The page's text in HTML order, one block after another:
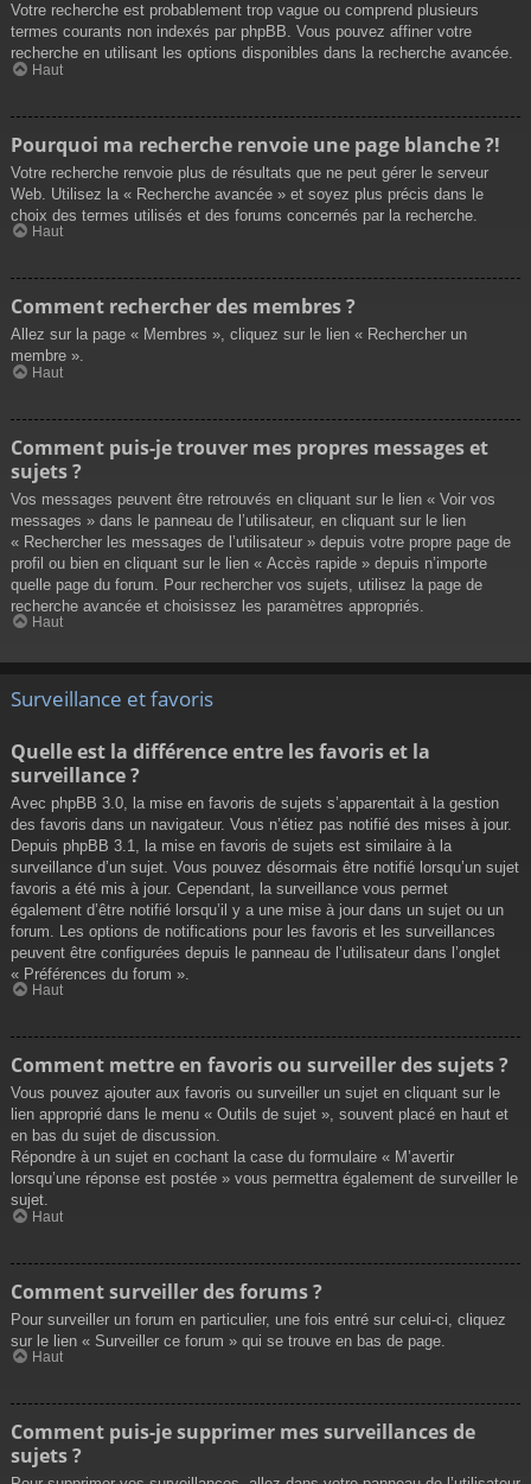
Votre recherche est probablement trop vague ou comprend plusieurs
termes courants non indexés par phpBB. Vous pouvez affiner votre
recherche en utilisant les options disponibles dans la recherche avancée.
Haut
Pourquoi ma recherche renvoie une page blanche ?!
Votre recherche renvoie plus de résultats que ne peut gérer le serveur
Web. Utilisez la « Recherche avancée » et soyez plus précis dans le
choix des termes utilisés et des forums concernés par la recherche.
Haut
Comment rechercher des membres ?
Allez sur la page « Membres », cliquez sur le lien « Rechercher un
membre ».
Haut
Comment puis-je trouver mes propres messages et
sujets ?
Vos messages peuvent être retrouvés en cliquant sur le lien « Voir vos
messages » dans le panneau de l’utilisateur, en cliquant sur le lien
« Rechercher les messages de l’utilisateur » depuis votre propre page de
profil ou bien en cliquant sur le lien « Accès rapide » depuis n’importe
quelle page du forum. Pour rechercher vos sujets, utilisez la page de
recherche avancée et choisissez les paramètres appropriés.
Haut
Surveillance et favoris
Quelle est la différence entre les favoris et la
surveillance ?
Avec phpBB 3.0, la mise en favoris de sujets s’apparentait à la gestion
des favoris dans un navigateur. Vous n’étiez pas notifié des mises à jour.
Depuis phpBB 3.1, la mise en favoris de sujets est similaire à la
surveillance d’un sujet. Vous pouvez désormais être notifié lorsqu’un sujet
favoris a été mis à jour. Cependant, la surveillance vous permet
également d’être notifié lorsqu’il y a une mise à jour dans un sujet ou un
forum. Les options de notifications pour les favoris et les surveillances
peuvent être configurées depuis le panneau de l’utilisateur dans l’onglet
« Préférences du forum ».
Haut
Comment mettre en favoris ou surveiller des sujets ?
Vous pouvez ajouter aux favoris ou surveiller un sujet en cliquant sur le
lien approprié dans le menu « Outils de sujet », souvent placé en haut et
en bas du sujet de discussion.
Répondre à un sujet en cochant la case du formulaire « M’avertir
lorsqu’une réponse est postée » vous permettra également de surveiller le
sujet.
Haut
Comment surveiller des forums ?
Pour surveiller un forum en particulier, une fois entré sur celui-ci, cliquez
sur le lien « Surveiller ce forum » qui se trouve en bas de page.
Haut
Comment puis-je supprimer mes surveillances de
sujets ?